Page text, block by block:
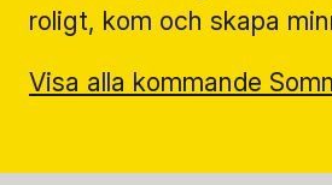
Biljettinformation
Program och biljetter
roligt, kom och skapa
Visa alla kommande